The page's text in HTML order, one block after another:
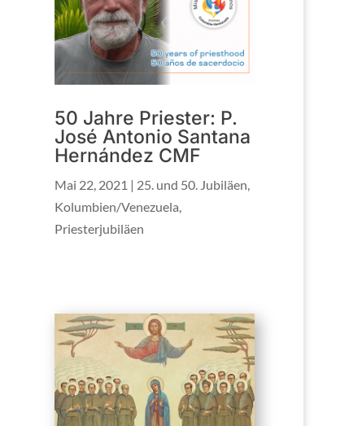
50 Jahre Priester: P.
José Antonio Santana
Hernández CMF
Mai 22, 2021 | 25. und 50. Jubiläen,
Kolumbien/Venezuela,
Priesterjubiläen